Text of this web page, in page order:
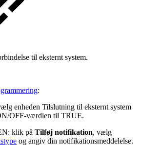
til eksternt system.
:
enheden Tilslutning til eksternt system
OFF-værdien til TRUE.
klik på Tilføj notifikation, vælg
og angiv din notifikationsmeddelelse.